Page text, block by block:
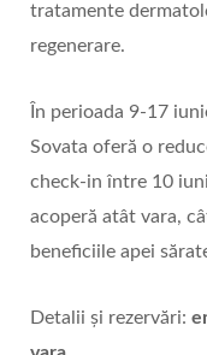
tratamente
regenerare.
În perioada 9-17
Sovata oferă o
check-in între 10
acoperă atât vara,
beneficiile apei
Detalii şi rezervări: